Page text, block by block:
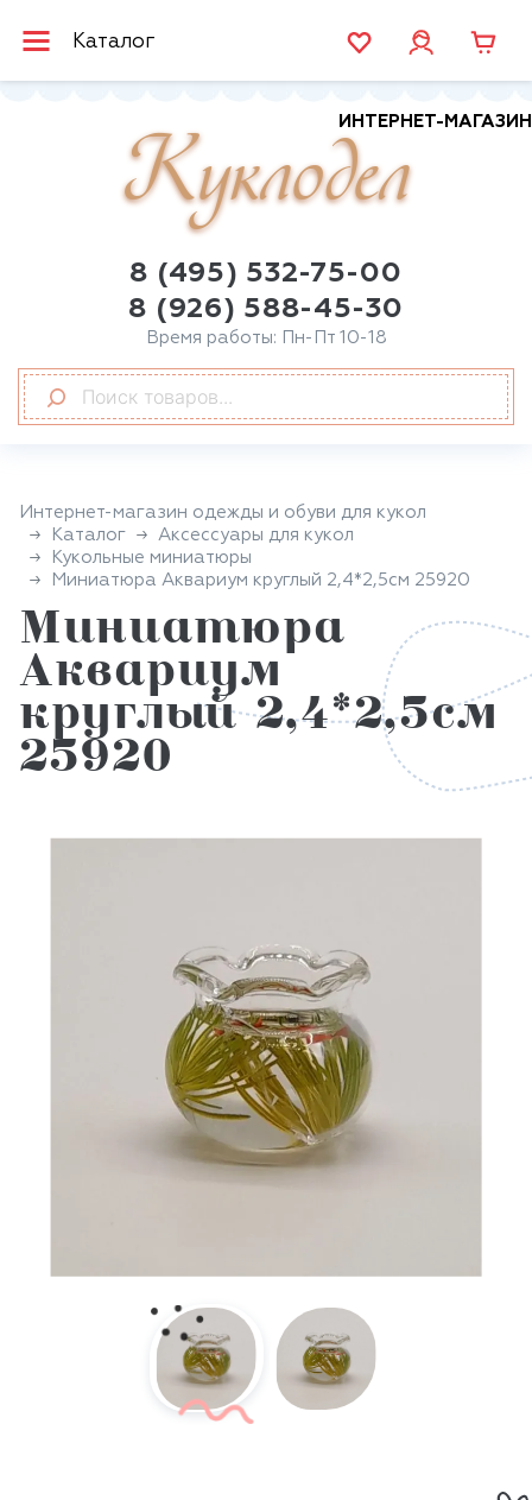
Каталог
ИНТЕРНЕТ-МАГАЗИН
Куклодел
8 (495) 532-75-00
8 (926) 588-45-30
Время работы: Пн-Пт 10-18
Интернет-магазин одежды и обуви для кукол
Каталог
Аксессуары для кукол
Кукольные миниатюры
Миниатюра Аквариум круглый 2,4*2,5см 25920
Миниатюра
Аквариум
круглый 2,4*2,5см
25920